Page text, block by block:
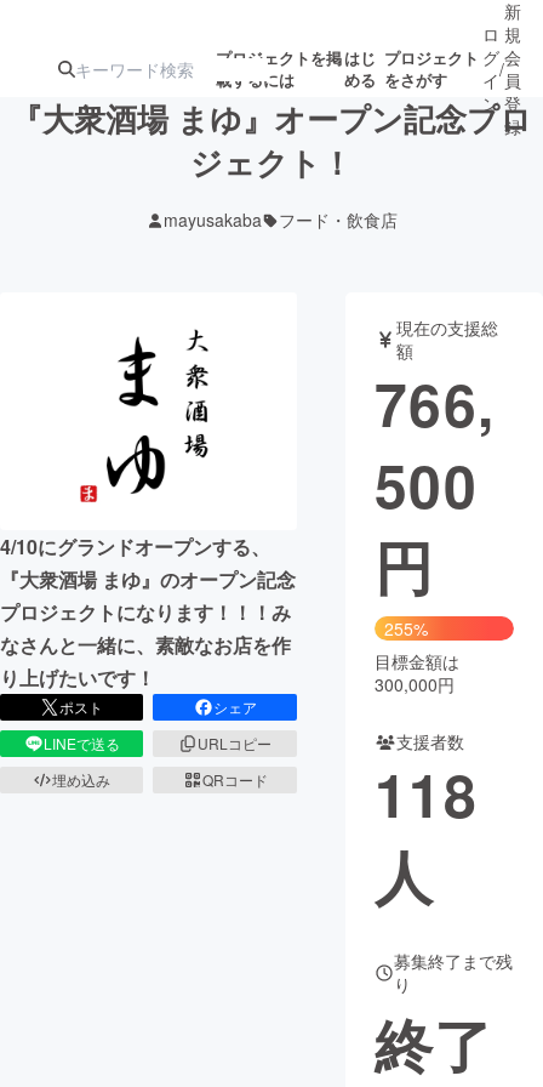
プロジェクトを掲
載するには
はじ
める
プロジェクト
をさがす
ジェクト
募集終了が近いプ
ロジェクト
アート・写真 音楽
テクノロジー・ガジェット ゲーム・サ
映像・映画
まちづくり・地域活性化
CAMPFIRE for Social Good
CAMPFIRE Creation
CAMPFIREふるさと納税machi-ya コミュニティ
ロ
グ
イ
ン
/
新
規
会
員
登
録
『大衆酒場 まゆ』オープン記念プロ
ジェクト！
mayusakaba フード・飲食店
4/10にグランドオープンする、
『大衆酒場 まゆ』のオープン記念
プロジェクトになります！！！み
なさんと一緒に、素敵なお店を作
り上げたいです！
ポスト
シェア
LINEで送る
URLコピー
埋め込み
QRコード
現在の支援総
額
766,
500
円
255%
目標金額は
300,000円
支援者数
118
人
募集終了まで残
り
終了